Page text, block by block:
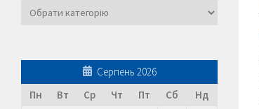
Категорії
Серпень 2026
Пн
Вт Ср Чт Пт Сб
Нд